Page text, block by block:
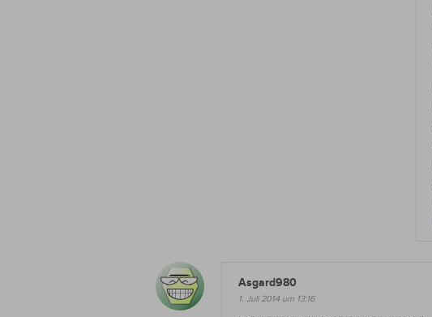
Asgard980
1. Juli 2014 um 13:16